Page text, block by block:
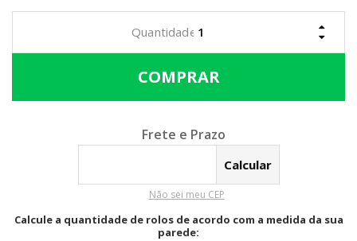
Calcular o Frete
Não sei meu CEP
Calcule a quantidade de rolos de acordo com a medida da sua
parede: